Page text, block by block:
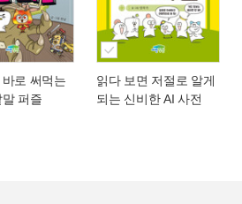
로 써먹는
퍼즐
읽다 보면 저절로 알게
되는 신비한 AI 사전